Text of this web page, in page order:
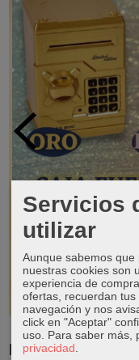
RESERVA TUS
Servicios
utilizar
Aunque sabemos que
nuestras cookies son
experiencia de
ofertas, recuerdan
navegación y nos
click en "Aceptar"
uso. Para saber más,
privacidad